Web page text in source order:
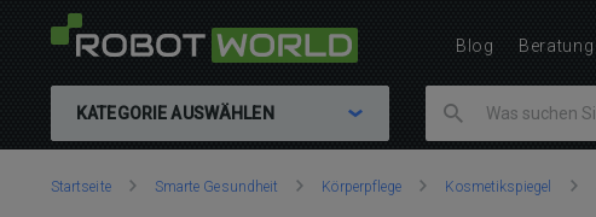
KATEGORIE AUSWÄHLEN
Sie
Startseite Smarte Gesundheit Körperpflege Kosmetikspiegel
Blog Beratung